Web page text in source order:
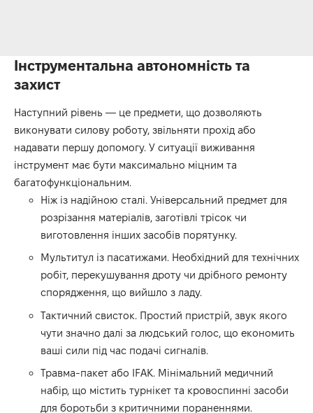
Інструментальна автономність та
захист
Наступний рівень — це предмети, що дозволяють
виконувати силову роботу, звільняти прохід або
надавати першу допомогу. У ситуації виживання
інструмент має бути максимально міцним та
багатофункціональним.
Ніж із надійною сталі. Універсальний предмет для
розрізання матеріалів, заготівлі трісок чи
виготовлення інших засобів порятунку.
Мультитул із пасатижами. Необхідний для технічних
робіт, перекушування дроту чи дрібного ремонту
спорядження, що вийшло з ладу.
Тактичний свисток. Простий пристрій, звук якого
чути значно далі за людський голос, що економить
ваші сили під час подачі сигналів.
Травма-пакет або IFAK. Мінімальний медичний
набір, що містить турнікет та кровоспинні засоби
для боротьби з критичними пораненнями.